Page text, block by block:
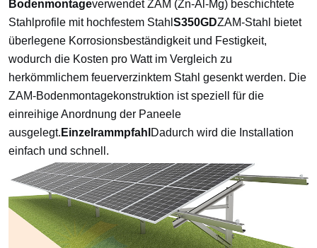
Bodenmontageverwendet ZAM (Zn-Al-Mg) beschichtete
Stahlprofile mit hochfestem Stahl S350GDZAM-Stahl bietet
überlegene Korrosionsbeständigkeit und Festigkeit,
wodurch die Kosten pro Watt im Vergleich zu
herkömmlichem feuerverzinktem Stahl gesenkt werden. Die
ZAM-Bodenmontagekonstruktion ist speziell für die
einreihige Anordnung der Paneele
ausgelegt. Einzelrammpfahl Dadurch wird die Installation
einfach und schnell.